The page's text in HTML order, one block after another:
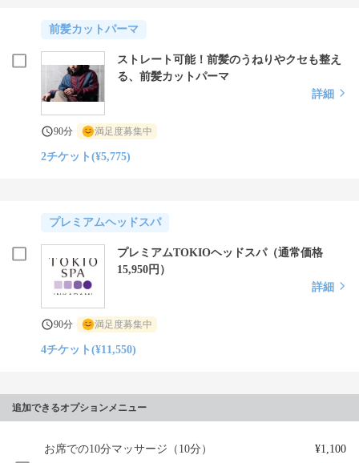
前髪カットパーマ
ストレート可能！前髪のうねりやクセも整え
る、前髪カットパーマ
詳細
90分 満足度募集中
2チケット(¥5,775)
プレミアムヘッドスパ
プレミアムTOKIOヘッドスパ（通常価格
15,950円）
詳細
90分 満足度募集中
4チケット(¥11,550)
追加できるオプションメニュー
お席での10分マッサージ（10分） ¥1,100